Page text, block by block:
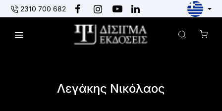
2310 700 682
Λεγάκης Νικόλαος